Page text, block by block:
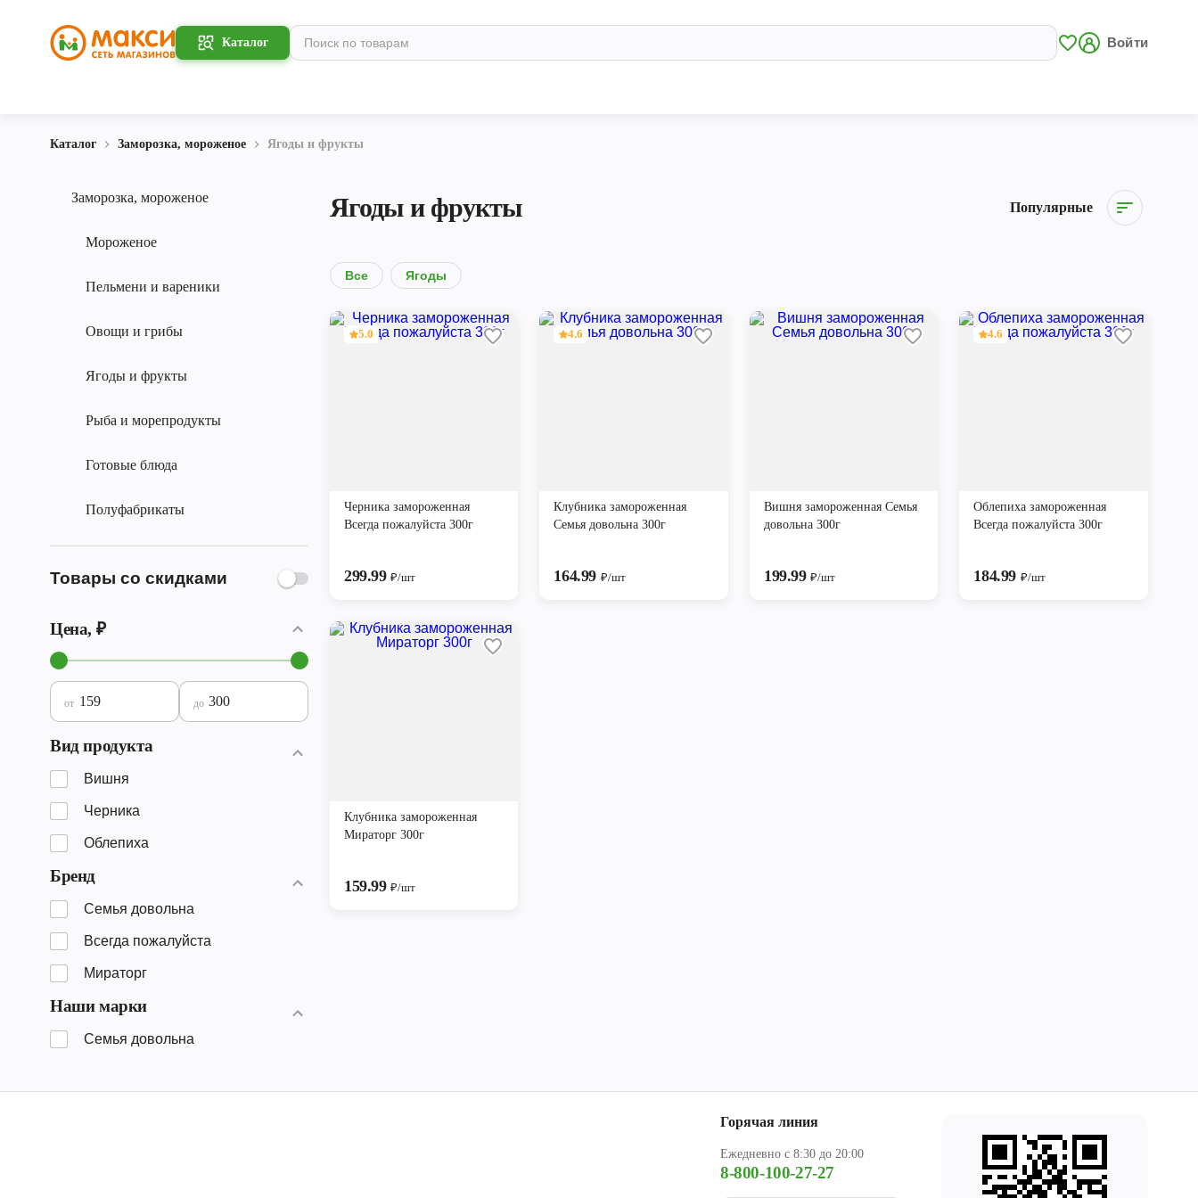
Каталог Войти
Каталог Заморозка, мороженое Ягоды и фрукты
Заморозка, мороженое
Мороженое
Пельмени и вареники
Овощи и грибы
Ягоды и фрукты
Рыба и морепродукты
Готовые блюда
Полуфабрикаты
Товары со скидками
Цена, ₽
от до
Вид продукта
Вишня
Черника
Облепиха
Бренд
Семья довольна
Всегда пожалуйста
Мираторг
Наши марки
Семья довольна
Ягоды и фрукты Популярные
Все Ягоды
5.0
Черника замороженная
Всегда пожалуйста 300г
299.99₽/шт
4.6
Клубника замороженная
Семья довольна 300г
164.99 ₽/шт
Вишня замороженная Семья
довольна 300г
199.99₽/шт
4.6
Облепиха замороженная
Всегда пожалуйста 300г
184.99 ₽/шт
Клубника замороженная
Мираторг 300г
159.99₽/шт
Горячая линия
Ежедневно с 8:30 до 20:00
8-800-100-27-27